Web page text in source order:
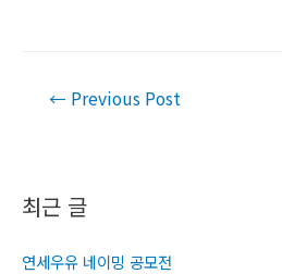
최근 글
연세우유 네이밍 공모전
Post
← Previous Post